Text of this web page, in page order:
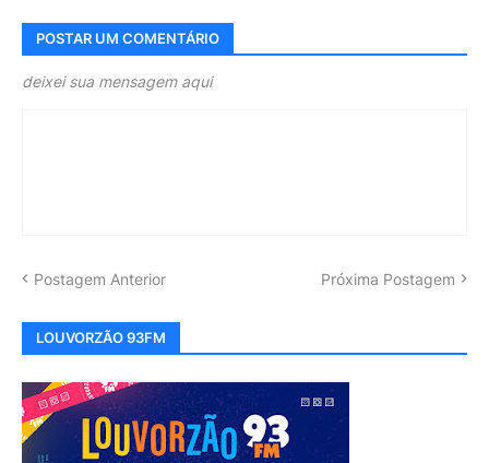
POSTAR UM COMENTÁRIO
deixei sua mensagem aqui
Postagem Anterior Próxima Postagem
LOUVORZÃO 93FM